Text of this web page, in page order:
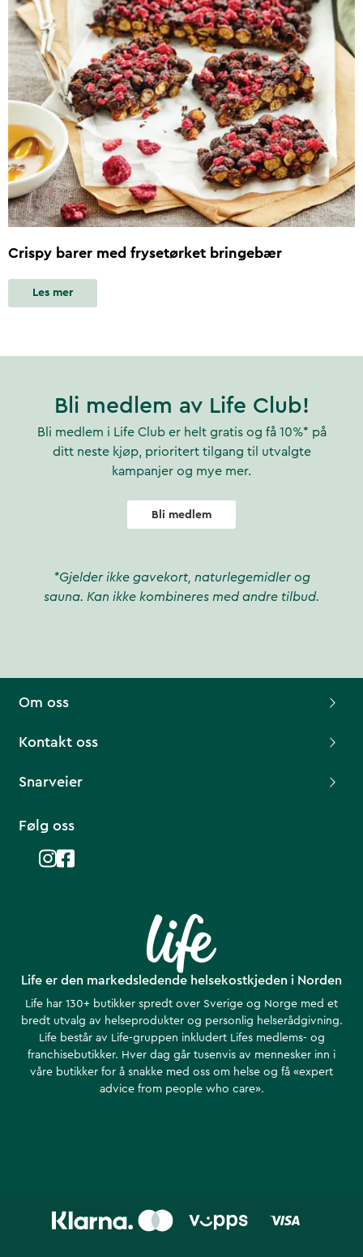
Crispy barer med frysetørket bringebær
Les mer
Bli medlem av Life Club!
Bli medlem i Life Club er helt gratis og få 10%* på
ditt neste kjøp, prioritert tilgang til utvalgte
kampanjer og mye mer.
Bli medlem
*Gjelder ikke gavekort, naturlegemidler og
sauna. Kan ikke kombineres med andre tilbud.
Life er den markedsledende helsekostkjeden i Norden
Life har 130+ butikker spredt over Sverige og Norge med et
bredt utvalg av helseprodukter og personlig helserådgivning.
Life består av Life-gruppen inkludert Lifes medlems- og
franchisebutikker. Hver dag går tusenvis av mennesker inn i
våre butikker for å snakke med oss om helse ​​og få «expert
advice from people who care».
Om oss
Kontakt oss
Snarveier
Følg oss